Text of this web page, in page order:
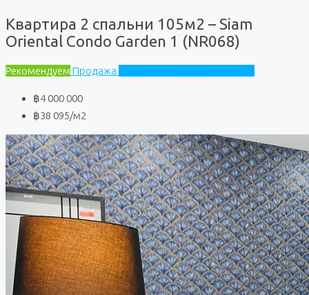
Квартира 2 спальни 105м2 – Siam
Oriental Condo Garden 1 (NR068)
Рекомендуем Продажа
฿4 000 000
฿38 095/м2